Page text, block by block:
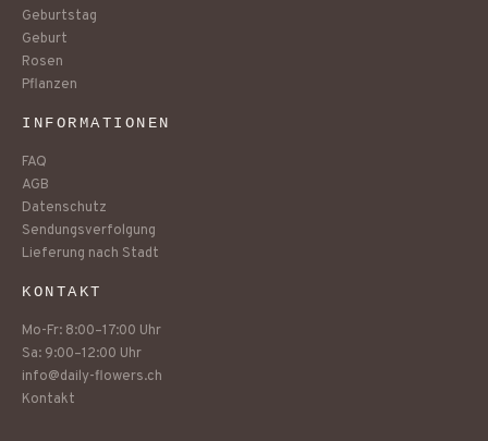
Geburtstag
Geburt
Rosen
Pflanzen
INFORMATIONEN
FAQ
AGB
Datenschutz
Sendungsverfolgung
Lieferung nach Stadt
KONTAKT
Mo-Fr: 8:00–17:00 Uhr
Sa: 9:00–12:00 Uhr
info@daily-flowers.ch
Kontakt